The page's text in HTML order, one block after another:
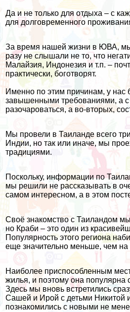
Да и не только для отдыха – с
для долговременного
За время нашей жизни в ЮВА, мы
разу не слышали не то, что
Малайзия, Индонезия и т.п. –
практически, боготворят.
Именно по этим причинам, у нас
завышенными требованиями, а с
разочароваться, а во-вторых,
Мы провели в Таиланде всего
Индии, но так или иначе, мы
традициями.
Поскольку, информации по
мы решили не рассказывать в
самом интересном, а в этом
Своё знакомство с Таиландом
но Краби – это один из
Популярность этого региона
еще значительно меньше, чем
Наиболее приспособленным
жилья, и поэтому она популярна
Здесь мы вновь встретились
Сашей и Ирой с детьми
познакомились с новыми не